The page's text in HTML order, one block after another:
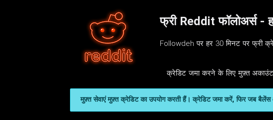
फ्री Reddit फॉलोअर्स -
Followdeh पर हर 30 मिनट पर फ्री
क्रेडिट जमा करने के लिए मुफ़्त
मुफ़्त सेवाएं मुफ़्त क्रेडिट का उपयोग करती हैं। क्रेडिट जमा करें, फिर जब